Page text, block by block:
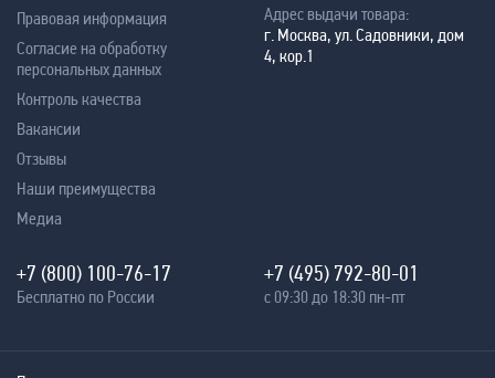
Правовая информация
Согласие на обработку
персональных данных
Контроль качества
Вакансии
Отзывы
Наши преимущества
Медиа
Адрес выдачи товара:
г. Москва, ул. Садовники, дом
4, кор.1
+7 (800) 100-76-17
Бесплатно по России
+7 (495) 792-80-01
с 09:30 до 18:30 пн-пт